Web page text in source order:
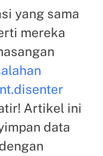
yang sama
mereka
Artikel ini
data